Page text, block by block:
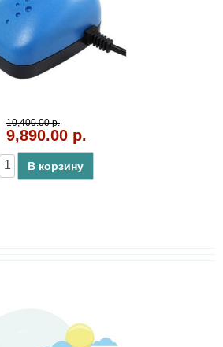
10,400.00 р.
9,890.00 р.
В корзину